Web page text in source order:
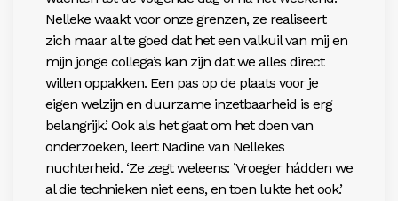
Nelleke waakt voor onze grenzen, ze realiseert
zich maar al te goed dat het een valkuil van mij en
mijn jonge collega’s kan zijn dat we alles direct
willen oppakken. Een pas op de plaats voor je
eigen welzijn en duurzame inzetbaarheid is erg
belangrijk.’ Ook als het gaat om het doen van
onderzoeken, leert Nadine van Nellekes
nuchterheid. ‘Ze zegt weleens: ’Vroeger hádden we
al die technieken niet eens, en toen lukte het ook.’